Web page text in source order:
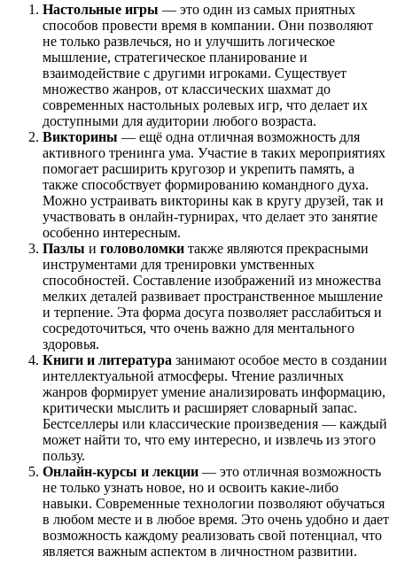
Настольные игры — это один из самых приятных
способов провести время в компании. Они позволяют
не только развлечься, но и улучшить логическое
мышление, стратегическое планирование и
взаимодействие с другими игроками. Существует
множество жанров, от классических шахмат до
современных настольных ролевых игр, что делает их
доступными для аудитории любого возраста.
Викторины — ещё одна отличная возможность для
активного тренинга ума. Участие в таких мероприятиях
помогает расширить кругозор и укрепить память, а
также способствует формированию командного духа.
Можно устраивать викторины как в кругу друзей, так и
участвовать в онлайн-турнирах, что делает это занятие
особенно интересным.
Пазлы и головоломки также являются прекрасными
инструментами для тренировки умственных
способностей. Составление изображений из множества
мелких деталей развивает пространственное мышление
и терпение. Эта форма досуга позволяет расслабиться и
сосредоточиться, что очень важно для ментального
здоровья.
Книги и литература занимают особое место в создании
интеллектуальной атмосферы. Чтение различных
жанров формирует умение анализировать информацию,
критически мыслить и расширяет словарный запас.
Бестселлеры или классические произведения — каждый
может найти то, что ему интересно, и извлечь из этого
пользу.
Онлайн-курсы и лекции — это отличная возможность
не только узнать новое, но и освоить какие-либо
навыки. Современные технологии позволяют обучаться
в любом месте и в любое время. Это очень удобно и дает
возможность каждому реализовать свой потенциал, что
является важным аспектом в личностном развитии.